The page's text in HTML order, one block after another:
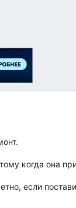
когда она
если